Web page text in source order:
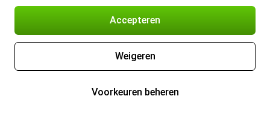
Accepteren
Weigeren
Voorkeuren beheren